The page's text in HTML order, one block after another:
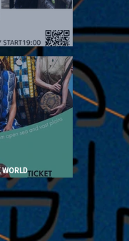
New Moon #3”
ODUCHU modern